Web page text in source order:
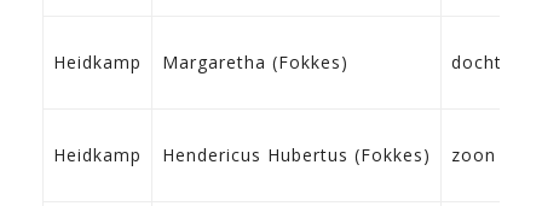
Heidkamp Margaretha (Fokkes) dochter
Heidkamp Hendericus Hubertus (Fokkes) zoon